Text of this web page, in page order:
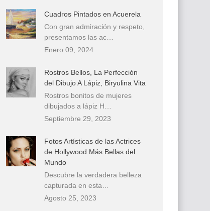
Cuadros Pintados en Acuerela
Con gran admiración y respeto,
presentamos las ac…
Enero 09, 2024
Rostros Bellos, La Perfección
del Dibujo A Lápiz, Biryulina Vita
Rostros bonitos de mujeres
dibujados a lápiz H…
Septiembre 29, 2023
Fotos Artísticas de las Actrices
de Hollywood Más Bellas del
Mundo
Descubre la verdadera belleza
capturada en esta…
Agosto 25, 2023